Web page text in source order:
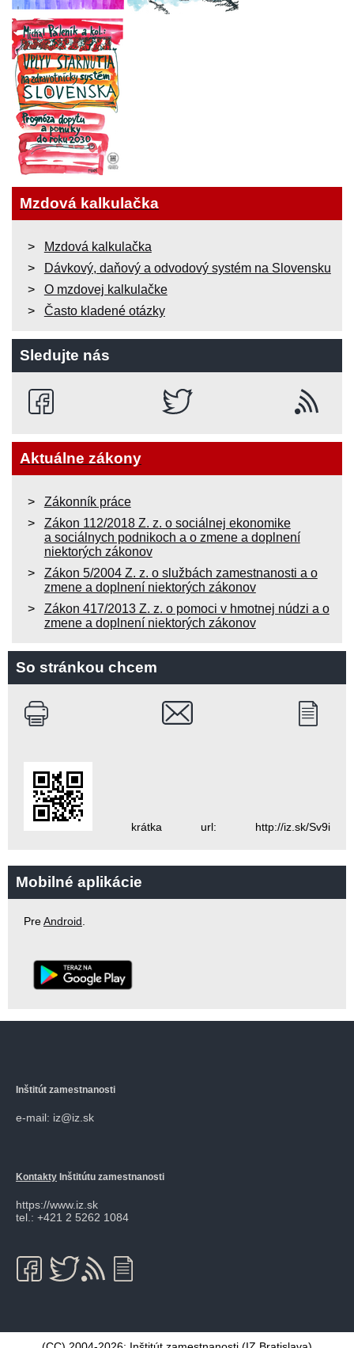
Mzdová kalkulačka
Mzdová kalkulačka
Dávkový, daňový a odvodový systém na Slovensku
O mzdovej kalkulačke
Často kladené otázky
Sledujte nás
Aktuálne zákony
Zákonník práce
Zákon 112/2018 Z. z. o sociálnej ekonomike
a sociálnych podnikoch a o zmene a doplnení
niektorých zákonov
Zákon 5/2004 Z. z. o službách zamestnanosti a o
zmene a doplnení niektorých zákonov
Zákon 417/2013 Z. z. o pomoci v hmotnej núdzi a o
zmene a doplnení niektorých zákonov
So stránkou chcem
krátka url: http://iz.sk/Sv9i
Mobilné aplikácie
PreAndroid
Inštitút zamestnanosti
e-mail: iz@iz.sk
Kontakty Inštitútu zamestnanosti
https://www.iz.sk
tel.: +421 2 5262 1084